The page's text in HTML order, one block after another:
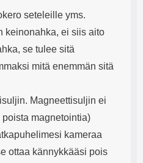
seteleille yms.
keinonahka, ei siis aito
se tulee sitä
mitä enemmän sitä
Magneettisuljin ei
magnetointia)
kameraa
ottaa kännykkääsi pois